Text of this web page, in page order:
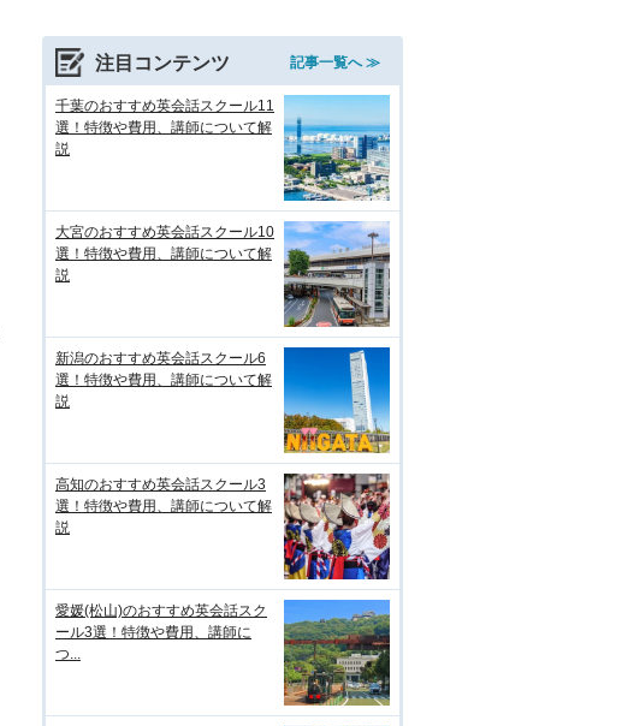
注目コンテンツ 記事一覧へ ≫
千葉のおすすめ英会話スクール11
選！特徴や費用、講師について解
説
大宮のおすすめ英会話スクール10
選！特徴や費用、講師について解
説
新潟のおすすめ英会話スクール6
選！特徴や費用、講師について解
説
高知のおすすめ英会話スクール3
選！特徴や費用、講師について解
説
愛媛(松山)のおすすめ英会話スク
ール3選！特徴や費用、講師に
つ...